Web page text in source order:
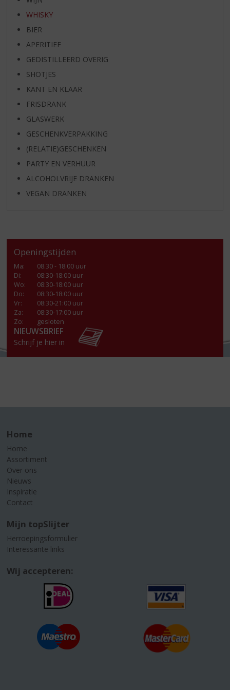
WHISKY
BIER
APERITIEF
GEDISTILLEERD OVERIG
SHOTJES
KANT EN KLAAR
FRISDRANK
GLASWERK
GESCHENKVERPAKKING
(RELATIE)GESCHENKEN
PARTY EN VERHUUR
ALCOHOLVRIJE DRANKEN
VEGAN DRANKEN
Openingstijden
Ma:
08.30 - 18.00 uur
Di:
08:30-18:00 uur
Wo:
08:30-18:00 uur
Do:
08:30-18:00 uur
Vr:
08:30-21:00 uur
Za:
08:30-17:00 uur
Zo:
gesloten
NIEUWSBRIEF
Schrijf je hier in
Home
Home
Assortiment
Over ons
Nieuws
Inspiratie
Contact
Mijn topSlijter
Herroepingsformulier
Interessante links
Wij accepteren: